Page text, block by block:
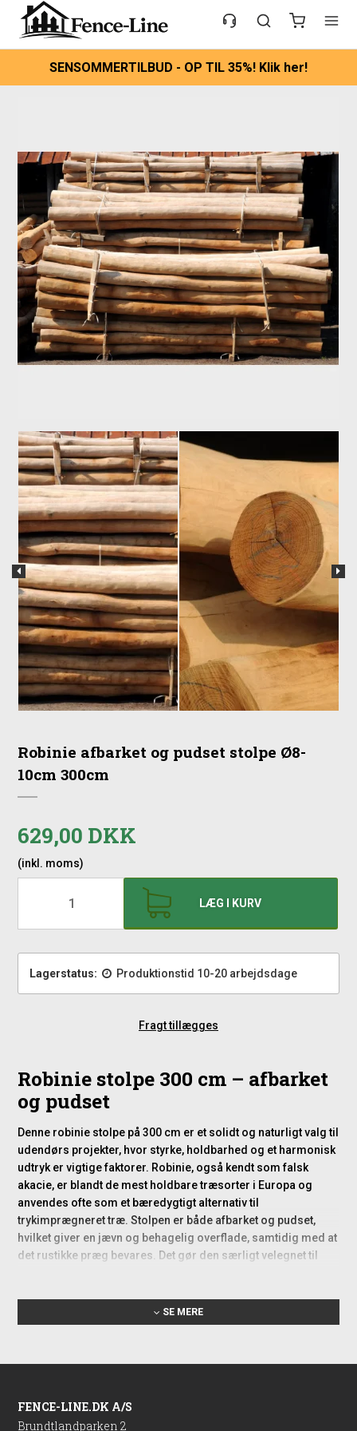
SENSOMMERTILBUD - OP TIL 35%! Klik her!
Robinie afbarket og pudset stolpe Ø8-
10cm 300cm
629,00 DKK
(inkl. moms)
LÆG I KURV
Lagerstatus: Produktionstid 10-20 arbejdsdage
Fragt tillægges
Robinie stolpe 300 cm – afbarket
og pudset
Denne robinie stolpe på 300 cm er et solidt og naturligt valg til
udendørs projekter, hvor styrke, holdbarhed og et harmonisk
udtryk er vigtige faktorer. Robinie, også kendt som falsk
akacie, er blandt de mest holdbare træsorter i Europa og
anvendes ofte som et bæredygtigt alternativ til
trykimprægneret træ. Stolpen er både afbarket og pudset,
hvilket giver en jævn og behagelig overflade, samtidig med at
det rustikke præg bevares. Det gør den særligt velegnet til
Typiske anvendelsesmuligheder
element i hegn og indhegninger, men også i kreative
haveprojekter som støttestrukturer til klatreplanter, naturlige
SE MERE
FENCE-LINE.DK A/S
Brundtlandparken 2